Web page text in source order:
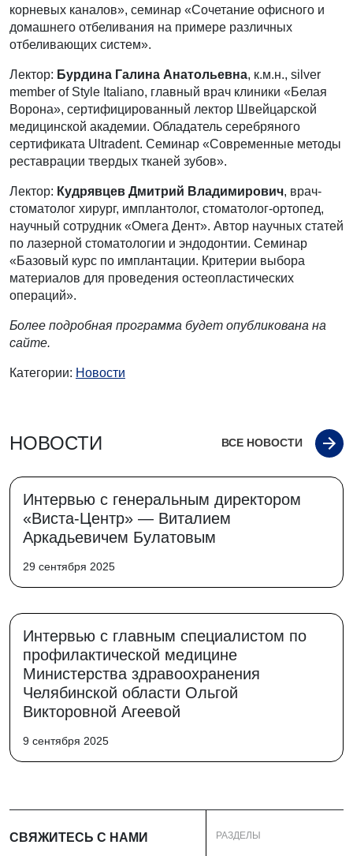
корневых каналов», семинар «Сочетание офисного и
домашнего отбеливания на примере различных
отбеливающих систем».
Лектор: Бурдина Галина Анатольевна, к.м.н., silver
member of Style Italiano, главный врач клиники «Белая
Ворона», сертифицированный лектор Швейцарской
медицинской академии. Обладатель серебряного
сертификата Ultradent. Семинар «Современные методы
реставрации твердых тканей зубов».
Лектор: Кудрявцев Дмитрий Владимирович, врач-
стоматолог хирург, имплантолог, стоматолог-ортопед,
научный сотрудник «Омега Дент». Автор научных статей
по лазерной стоматологии и эндодонтии. Семинар
«Базовый курс по имплантации. Критерии выбора
материалов для проведения остеопластических
операций».
Более подробная программа будет опубликована на
сайте.
Категории: Новости
НОВОСТИ ВСЕ НОВОСТИ
Интервью с генеральным директором
«Виста-Центр» — Виталием
Аркадьевичем Булатовым
29 сентября 2025
Интервью с главным специалистом по
профилактической медицине
Министерства здравоохранения
Челябинской области Ольгой
Викторовной Агеевой
9 сентября 2025
СВЯЖИТЕСЬ С НАМИ РАЗДЕЛЫ